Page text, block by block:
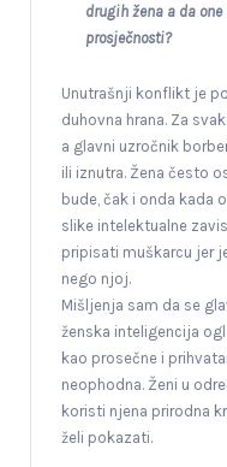
drugih žena a da
prosječnosti?
Unutrašnji konflikt je
duhovna hrana. Za
a glavni uzročnik
ili iznutra. Žena često
bude, čak i onda kada
slike intelektualne
pripisati muškarcu jer
nego njoj.
Mišljenja sam da se
ženska inteligencija
kao prosečne i
neophodna. Ženi u
koristi njena prirodna
želi pokazati.